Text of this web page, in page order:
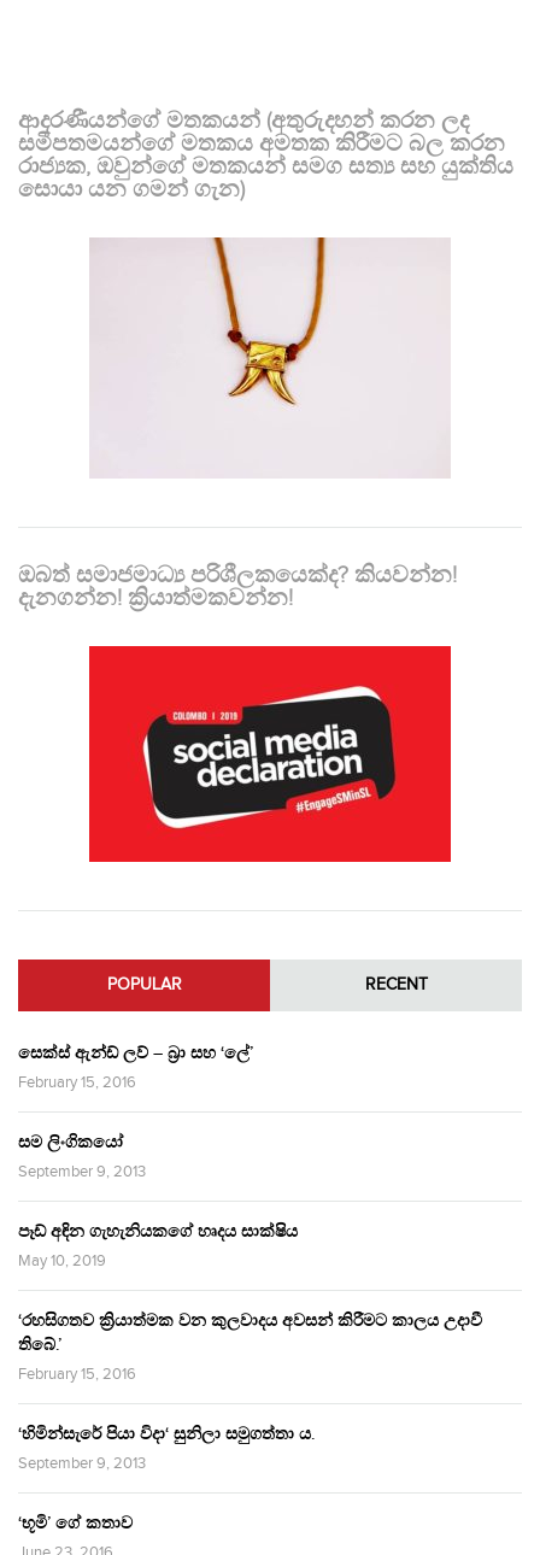
ආදරණීයන්ගේ මතකයන් (අතුරුදහන් කරන ලද
සමීපතමයන්ගේ මතකය අමතක කිරීමට බල කරන
රාජ්‍යක, ඔවුන්ගේ මතකයන් සමග සත්‍ය සහ යුක්තිය
සොයා යන ගමන් ගැන)
ඔබත් සමාජමාධ්‍ය පරිශීලකයෙක්ද? කියවන්න!
දැනගන්න! ක්‍රියාත්මකවන්න!
POPULAR RECENT
සෙක්ස් ඇන්ඩ් ලව් – බ්‍රා සහ ‘ලේ’
February 15, 2016
සම ලිංගිකයෝ
September 9, 2013
පෑඩ් අඳින ගැහැනියකගේ හෘදය සාක්ෂිය
May 10, 2019
‘රහසිගතව ක්‍රියාත්මක වන කුලවාදය අවසන් කිරීමට කාලය උදාවී
තිබේ.’
February 15, 2016
‘හිමින්සැරේ පියා විදා‘ සුනිලා සමුගත්තා ය.
September 9, 2013
‘භූමි’ ගේ කතාව